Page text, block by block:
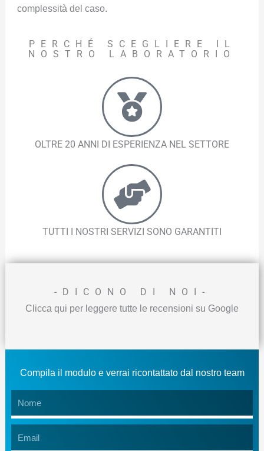
complessità del caso.
PERCHÉ SCEGLIERE IL
NOSTRO LABORATORIO
OLTRE 20 ANNI DI ESPERIENZA NEL SETTORE
TUTTI I NOSTRI SERVIZI SONO GARANTITI
-DICONO DI NOI-
Clicca qui per leggere tutte le recensioni su Google
Compila il modulo e verrai ricontattato dal nostro team